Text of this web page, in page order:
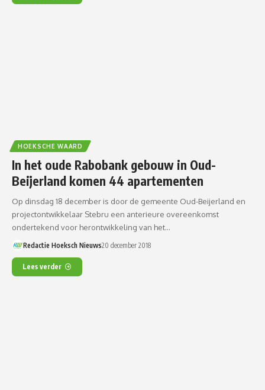
HOEKSCHE WAARD
In het oude Rabobank gebouw in Oud-
Beijerland komen 44 apartementen
Op dinsdag 18 december is door de gemeente Oud-Beijerland en
projectontwikkelaar Stebru een anterieure overeenkomst
ondertekend voor herontwikkeling van het…
Redactie Hoeksch Nieuws20 december 2018
Lees verder